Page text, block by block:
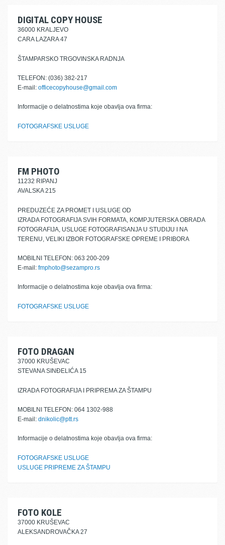
DIGITAL COPY HOUSE
36000 KRALJEVO
CARA LAZARA 47
ŠTAMPARSKO TRGOVINSKA RADNJA
TELEFON: (036) 382-217
E-mail: officecopyhouse@gmail.com
Informacije o delatnostima koje obavlja ova firma:
FOTOGRAFSKE USLUGE
FM PHOTO
11232 RIPANJ
AVALSKA 215
PREDUZEĆE ZA PROMET I USLUGE OD
IZRADA FOTOGRAFIJA SVIH FORMATA, KOMPJUTERSKA OBRADA
FOTOGRAFIJA, USLUGE FOTOGRAFISANJA U STUDIJU I NA
TERENU, VELIKI IZBOR FOTOGRAFSKE OPREME I PRIBORA
MOBILNI TELEFON: 063 200-209
E-mail: fmphoto@sezampro.rs
Informacije o delatnostima koje obavlja ova firma:
FOTOGRAFSKE USLUGE
FOTO DRAGAN
37000 KRUŠEVAC
STEVANA SINĐELIĆA 15
IZRADA FOTOGRAFIJA I PRIPREMA ZA ŠTAMPU
MOBILNI TELEFON: 064 1302-988
E-mail: dnikolic@ptt.rs
Informacije o delatnostima koje obavlja ova firma:
FOTOGRAFSKE USLUGE
USLUGE PRIPREME ZA ŠTAMPU
FOTO KOLE
37000 KRUŠEVAC
ALEKSANDROVAČKA 27